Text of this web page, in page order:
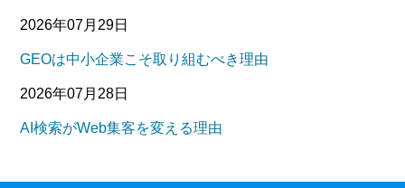
2026年07月29日
GEOは中小企業こそ取り組むべき理由
2026年07月28日
AI検索がWeb集客を変える理由